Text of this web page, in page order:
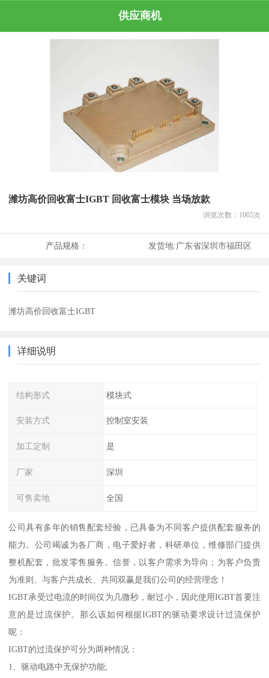
供应商机
潍坊高价回收富士IGBT 回收富士模块 当场放款
浏览次数： 1005次
产品规格： 发货地:广东省深圳市福田区
关键词
潍坊高价回收富士IGBT
详细说明
结构形式 模块式
安装方式 控制室安装
加工定制 是
厂家 深圳
可售卖地 全国
公司具有多年的销售配套经验，已具备为不同客户提供配套服务的
能力。公司竭诚为各厂商，电子爱好者，科研单位，维修部门提供
整机配套，批发零售服务。信誉，以客户需求为导向；为客户负责
为准则、与客户共成长、共同双赢是我们公司的经营理念！
IGBT承受过电流的时间仅为几微秒，耐过小，因此使用IGBT首要注
意的是过流保护。那么该如何根据IGBT的驱动要求设计过流保护
呢：
IGBT的过流保护可分为两种情况：
1、驱动电路中无保护功能;